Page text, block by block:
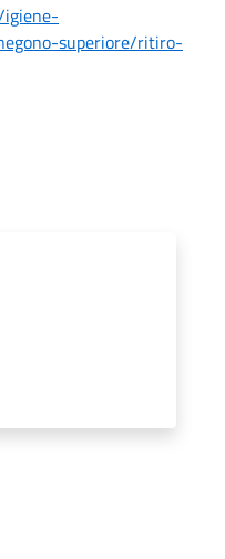
igiene-
superiore/ritiro-